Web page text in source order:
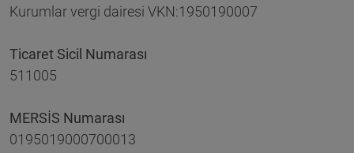
Kurumlar vergi dairesi VKN:1950190007
Ticaret Sicil Numarası
511005
MERSİS Numarası
0195019000700013